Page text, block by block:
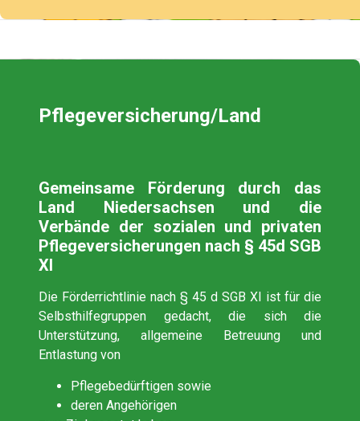
Pflegeversicherung/Land
Gemeinsame Förderung durch das
Land Niedersachsen und die
Verbände der sozialen und privaten
Pflegeversicherungen nach § 45d SGB
XI
Die Förderrichtlinie nach § 45 d SGB XI ist für die
Selbsthilfegruppen gedacht, die sich die
Unterstützung, allgemeine Betreuung und
Entlastung von
Pflegebedürftigen sowie
deren Angehörigen